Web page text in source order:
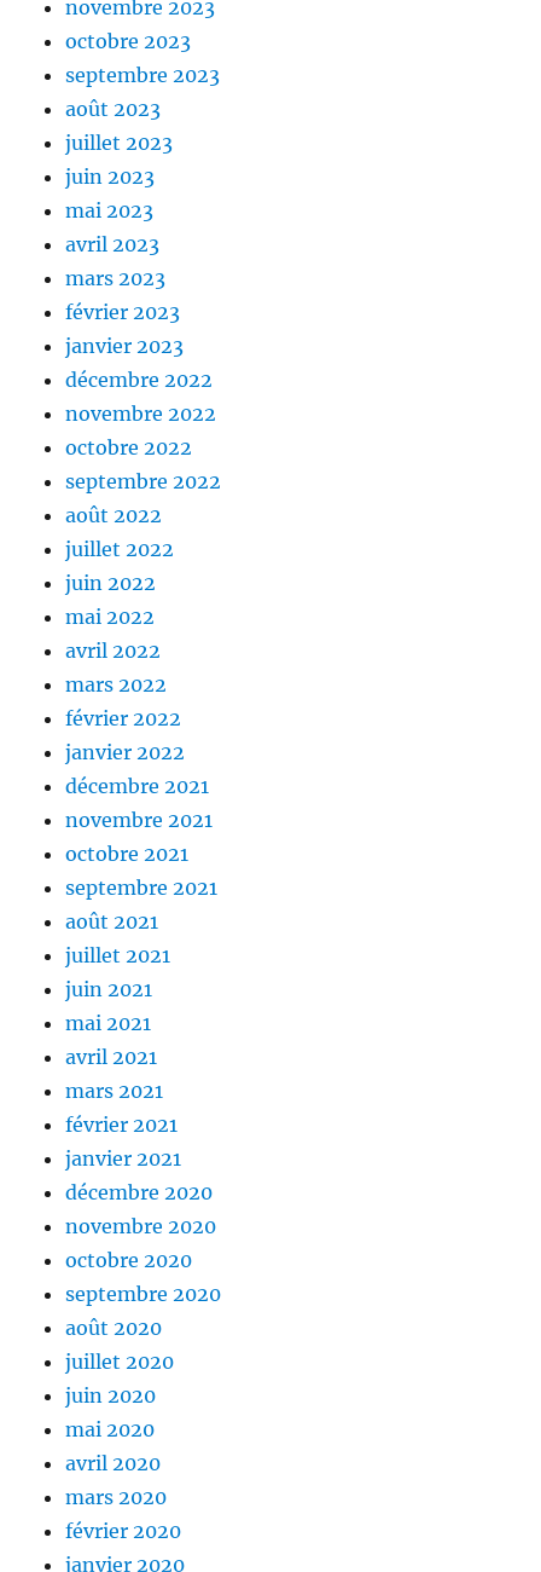
novembre 2023
octobre 2023
septembre 2023
août 2023
juillet 2023
juin 2023
mai 2023
avril 2023
mars 2023
février 2023
janvier 2023
décembre 2022
novembre 2022
octobre 2022
septembre 2022
août 2022
juillet 2022
juin 2022
mai 2022
avril 2022
mars 2022
février 2022
janvier 2022
décembre 2021
novembre 2021
octobre 2021
septembre 2021
août 2021
juillet 2021
juin 2021
mai 2021
avril 2021
mars 2021
février 2021
janvier 2021
décembre 2020
novembre 2020
octobre 2020
septembre 2020
août 2020
juillet 2020
juin 2020
mai 2020
avril 2020
mars 2020
février 2020
janvier 2020